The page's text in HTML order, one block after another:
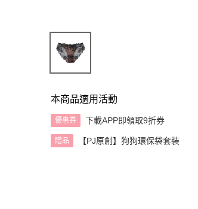
本商品適用活動
優惠券 下載APP即領取9折券
贈品 【PJ原創】狗狗環保袋套裝